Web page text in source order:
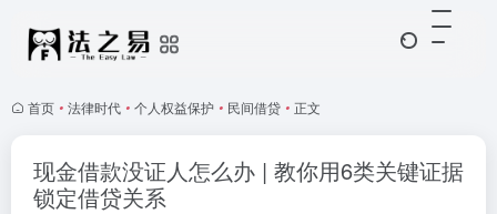
首页 • 法律时代 • 个人权益保护 • 民间借贷 • 正文
现金借款没证人怎么办 | 教你用6类关键证据
锁定借贷关系